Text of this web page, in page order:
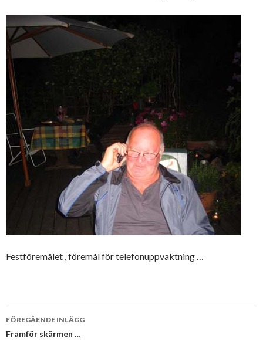
Festföremålet , föremål för telefonuppvaktning …
Inläggsnavigering
FÖREGÅENDE INLÄGG
Framför skärmen …